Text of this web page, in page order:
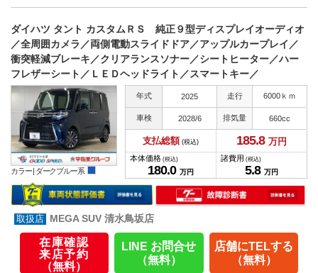
ダイハツ タント カスタムＲＳ 純正９型ディスプレイオーディオ
／全周囲カメラ／両側電動スライドドア／アップルカープレイ／
衝突軽減ブレーキ／クリアランスソナー／シートヒーター／ハー
フレザーシート／ＬＥＤヘッドライト／スマートキー／
カラー | ダークブルー系
年式 2025 走行 6000ｋｍ
車検 2028/6 排気量 660cc
支払総額 (税込) 185.8 万円
本体価格 (税込)
180.0 万円
諸費用 (税込)
5.8 万円
MEGA SUV 清水鳥坂店
在庫確認
来店予約
（無料）
LINE お問合せ
（無料）
店舗にTELする
（無料）